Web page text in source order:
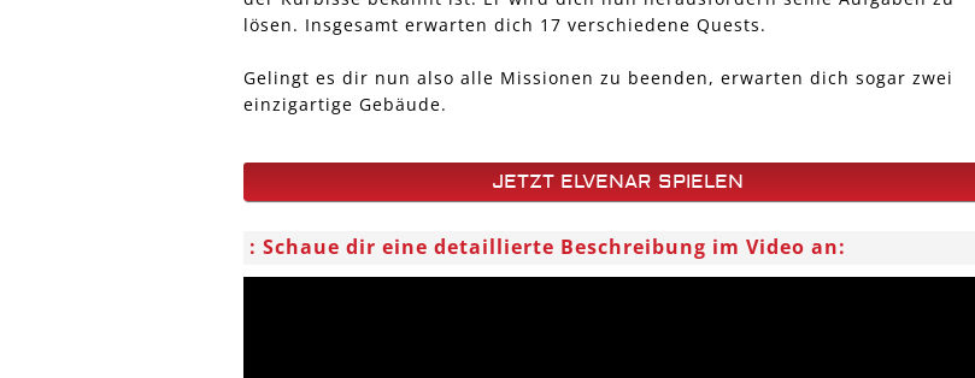
lösen. Insgesamt erwarten dich 17 verschiedene Quests.
Gelingt es dir nun also alle Missionen zu beenden, erwarten dich sogar zwei
einzigartige Gebäude.
JETZT ELVENAR SPIELEN
Schaue dir eine detaillierte Beschreibung im Video an: